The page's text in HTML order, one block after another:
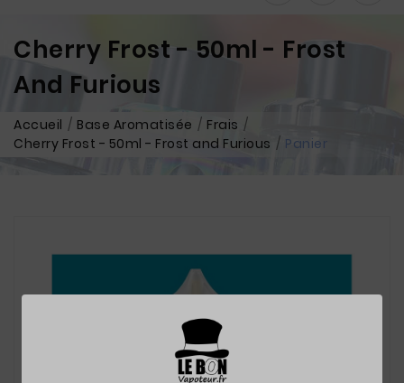
Cherry Frost - 50ml - Frost
And Furious
Accueil Base Aromatisée
Frais
Cherry Frost - 50ml - Frost and Furious
Panier